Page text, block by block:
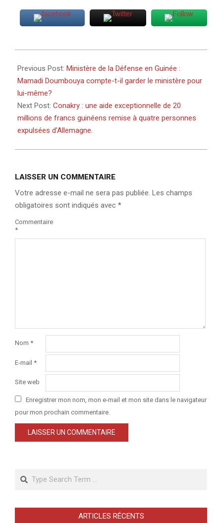
06-
06
Previous Post: Ministère de la Défense en Guinée :
Mamadi Doumbouya compte-t-il garder le ministère pour
lui-même?
Next Post: Conakry : une aide exceptionnelle de 20
millions de francs guinéens remise à quatre personnes
expulsées d’Allemagne.
LAISSER UN COMMENTAIRE
Votre adresse e-mail ne sera pas publiée. Les champs
obligatoires sont indiqués avec *
Commentaire
*
Nom *
E-mail *
Site web
Enregistrer mon nom, mon e-mail et mon site dans le navigateur
pour mon prochain commentaire.
ARTICLES RÉCENTS